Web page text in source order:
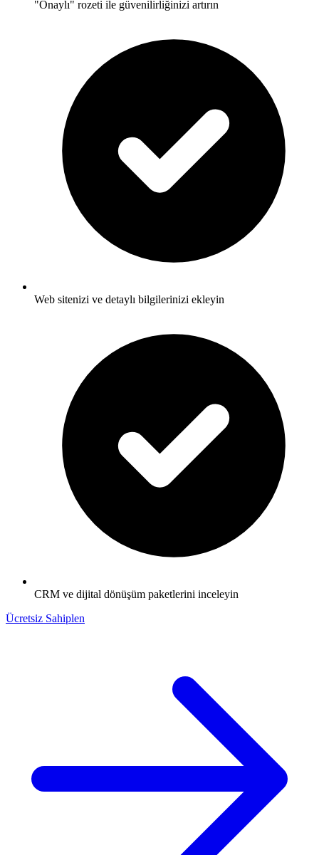
"Onaylı" rozeti ile güvenilirliğinizi artırın
Web sitenizi ve detaylı bilgilerinizi ekleyin
CRM ve dijital dönüşüm paketlerini inceleyin
Ücretsiz Sahiplen